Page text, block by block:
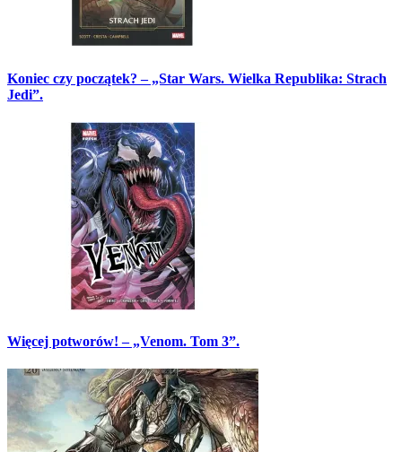
Koniec czy początek? – „Star Wars. Wielka Republika: Strach
Jedi”.
Więcej potworów! – „Venom. Tom 3”.